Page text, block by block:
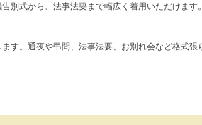
別式から、法事法要まで幅広く着用いただけます
す。通夜や弔問、法事法要、お別れ会など格式張